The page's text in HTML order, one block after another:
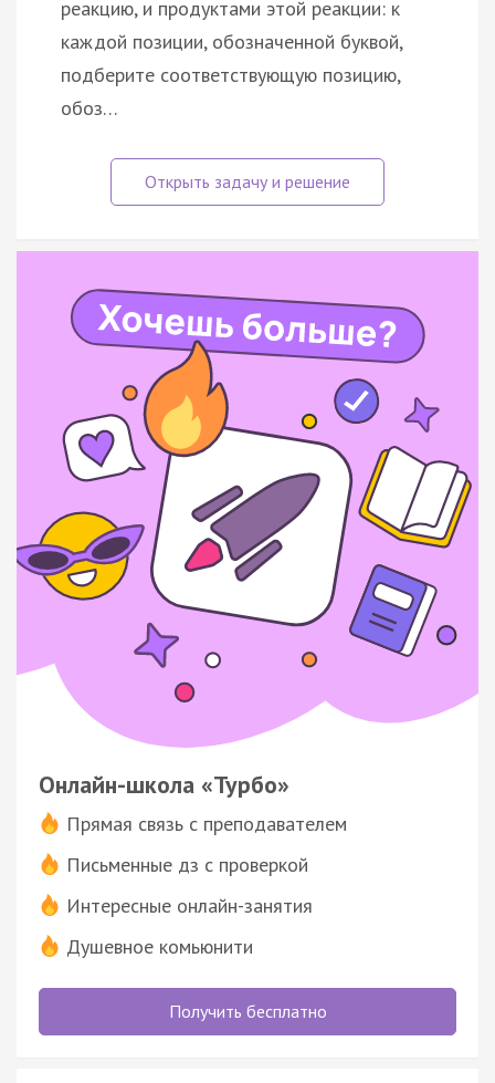
реакцию, и продуктами этой реакции: к
каждой позиции, обозначенной буквой,
подберите соответствующую позицию,
обоз…
Онлайн-школа «Турбо»
Прямая связь с преподавателем
Письменные дз с проверкой
Интересные онлайн-занятия
Душевное комьюнити
Получить бесплатно